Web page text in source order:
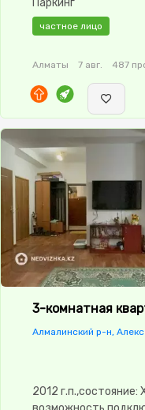
частное лицо
Алматы 7 авг. 487
3-комнатная
Алмалинский р-н,
2012